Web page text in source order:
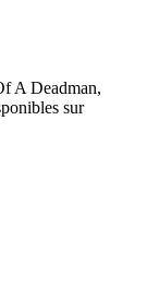
A Deadman,
sur